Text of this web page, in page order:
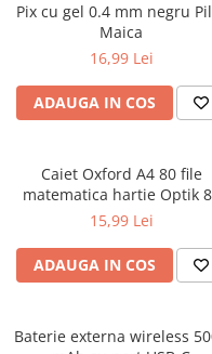
Rucsacuri școlare și casual
Ghiozdane pentru grădinită
Penare
Penare neechipate
Penare tip etui
Acuarele și pensule școlare
Acuarele școlare și
Pensule școlare
Cărți
Pix cu gel 0.4 mm negru
Maica
16,99 Lei
ADAUGA IN COS
Caiet Oxford A4 80 file
matematica hartie Optik
g/mp motiv Teenager
15,99 Lei
ADAUGA IN COS
Baterie externa wireless